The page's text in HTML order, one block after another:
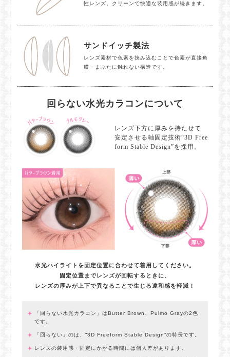
性レンズ。クリーンで快適な装用感が続きます。
サンドイッチ製法
レンズ素材で色素を挟み込むことで色素が直接角
膜・まぶたに触れない構造です。
回らない水光カラコンについて
レンズ下方に厚みを持たせて
安定させる軸固定技術“3D Free
form Stable Design”を採用。
水光ハイライトを固定位置に合わせて着用してください。
固定位置までレンズが回転するときに、
レンズの厚みが上下で異なることで生じる違和感を軽減！
「回らない水光カラコン」はButter Brown、Pulmo Grayの2色
です。
「回らない」のは、“3D Freeform Stable Design”の特長です。
レンズの装用感・固定にかかる時間には個人差があります。